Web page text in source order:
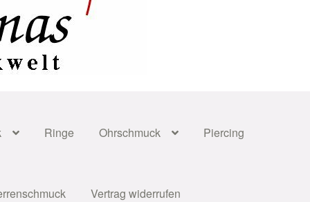
Ringe Ohrschmuck Piercing
Vertrag widerrufen